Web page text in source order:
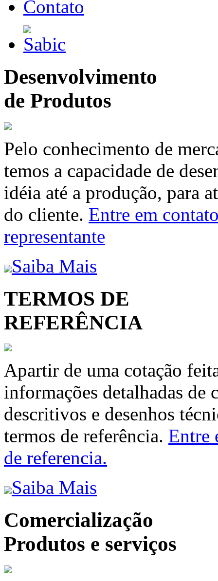
Contato
Desenvolvimento
de Produtos
Pelo conhecimento de
temos a capacidade de
idéia até a produção, para
do cliente. Entre em
representante
Saiba Mais
TERMOS DE
REFERÊNCIA
Apartir de uma cotação
informações detalhadas de
descritivos e desenhos
termos de referência. Entre
de referencia.
Saiba Mais
Comercialização
Produtos e serviços